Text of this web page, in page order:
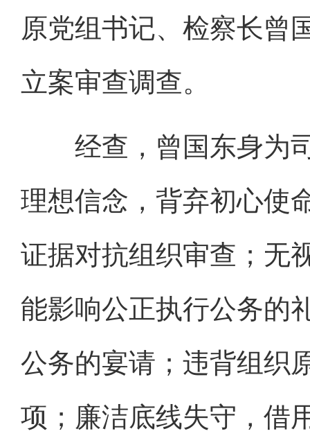
原党组书记、检察长曾
立案审查调查。
经查，曾国东身为司
理想信念，背弃初心使
证据对抗组织审查；无
能影响公正执行公务的
公务的宴请；违背组织
项；廉洁底线失守，借